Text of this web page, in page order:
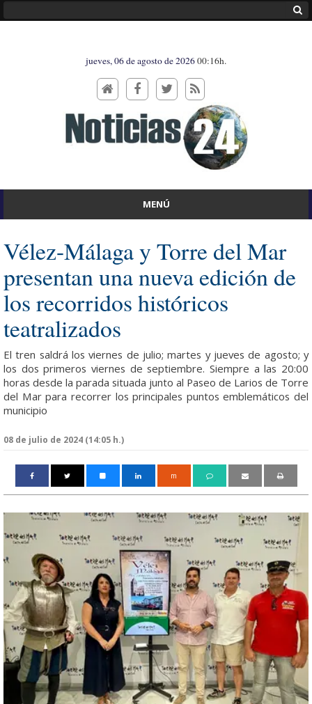
jueves, 06 de agosto de 202600:16h.
MENÚ
Vélez-Málaga y Torre del Mar
presentan una nueva edición de
los recorridos históricos
teatralizados
El tren saldrá los viernes de julio; martes y jueves de agosto; y
los dos primeros viernes de septiembre. Siempre a las 20:00
horas desde la parada situada junto al Paseo de Larios de Torre
del Mar para recorrer los principales puntos emblemáticos del
municipio
08 de julio de 2024 (14:05 h.)
m